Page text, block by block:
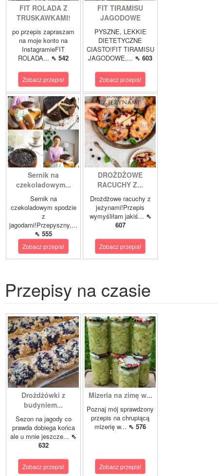
FIT ROLADA Z
TRUSKAWKAMI!
po przepis zapraszam
na moje konto na
InstagramieFIT
ROLADA... ⇖ 542
Zobacz przepis!
FIT TIRAMISU
JAGODOWE
PYSZNE, LEKKIE
DIETETYCZNE
CIASTO!FIT TIRAMISU
JAGODOWE,... ⇖ 603
Zobacz przepis!
Sernik na
czekoladowym...
Sernik na
czekoladowym spodzie
z
jagodami!Przepyszny,...
⇖ 555
Zobacz przepis!
DROŻDŻOWE
RACUCHY Z...
Drożdżowe racuchy z
jeżynami!Przepis
wymyśliłam jakiś... ⇖
607
Zobacz przepis!
Przepisy na czasie
Drożdżówki z
budyniem...
Sezon na jagody co
prawda dobiega końca
ale u mnie jeszcze... ⇖
632
Zobacz przepis!
Mizeria na zimę w...
Poznaj mój sprawdzony
przepis na chrupiącą
mizerię w... ⇖ 576
Zobacz przepis!